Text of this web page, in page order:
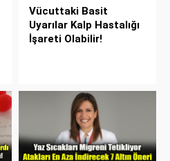
Vücuttaki Basit
Uyarılar Kalp Hastalığı
İşareti Olabilir!